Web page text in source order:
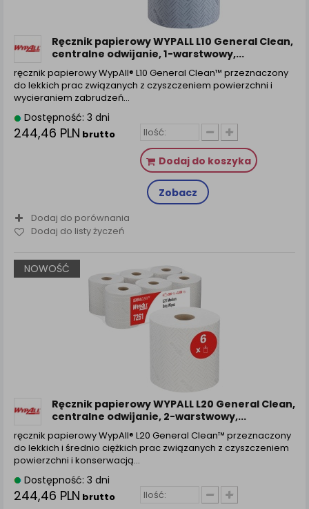
Ręcznik papierowy WYPALL L10 General Clean,
centralne odwijanie, 1-warstwowy,...
ręcznik papierowy WypAll® L10 General Clean™ przeznaczony
do lekkich prac związanych z czyszczeniem powierzchni i
wycieraniem zabrudzeń…
Dostępność: 3 dni
244,46 PLN brutto
Dodaj do koszyka
Zobacz
Dodaj do porównania
Dodaj do listy życzeń
NOWOŚĆ
Ręcznik papierowy WYPALL L20 General Clean,
centralne odwijanie, 2-warstwowy,...
ręcznik papierowy WypAll® L20 General Clean™ przeznaczony
do lekkich i średnio ciężkich prac związanych z czyszczeniem
powierzchni i konserwacją…
Dostępność: 3 dni
244,46 PLN brutto
zamówienia na Państwa email lub wyświetlenie
Państwu prawidłowych informacji o promocjach czy
cenach indywidualnych, ważna jest Państwa
wcześniejsza zgoda której udzieliliście podczas
zakładania konta.
Każda Państwa zgoda jest dobrowolna i można ją w
dowolnym momencie wycofać.
Polityka prywatności (rozwiń)
Klauzula Informacyjna (rozwiń)
Lista Zaufanych Partnerów (rozwiń)